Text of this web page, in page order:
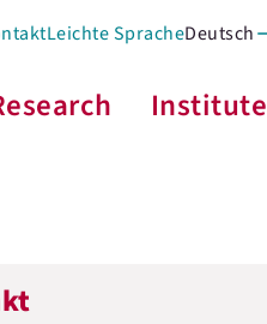
Leichte SpracheDeutsch
Institute